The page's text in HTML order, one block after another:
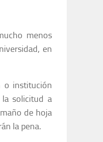
menos
en
o institución
la solicitud a
de hoja
la pena.